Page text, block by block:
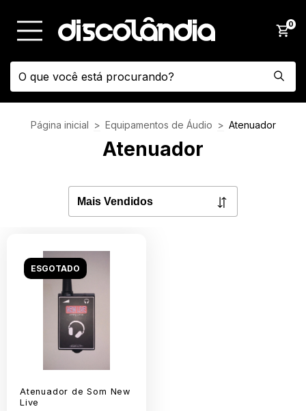
0
Página inicial > Equipamentos de Áudio > Atenuador
Atenuador
ESGOTADO
Atenuador de Som New
Live